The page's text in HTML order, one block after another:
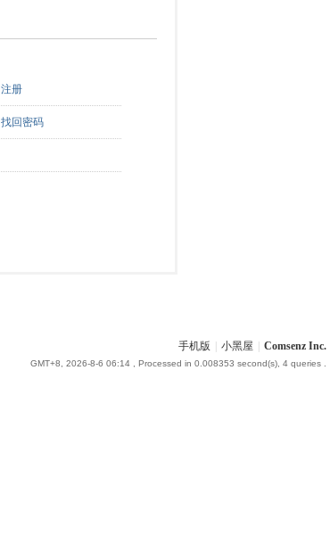
注册
找回密码
手机版 小黑屋 Comsenz Inc.
GMT+8, 2026-8-6 06:14 , Processed in 0.008353 second(s), 4 queries .